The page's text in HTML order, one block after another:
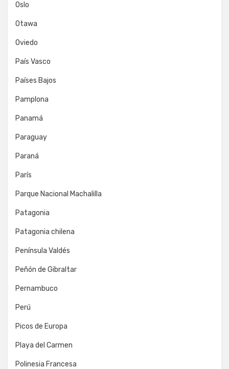
Oslo
Otawa
Oviedo
País Vasco
Países Bajos
Pamplona
Panamá
Paraguay
Paraná
París
Parque Nacional Machalilla
Patagonia
Patagonia chilena
Península Valdés
Peñón de Gibraltar
Pernambuco
Perú
Picos de Europa
Playa del Carmen
Polinesia Francesa